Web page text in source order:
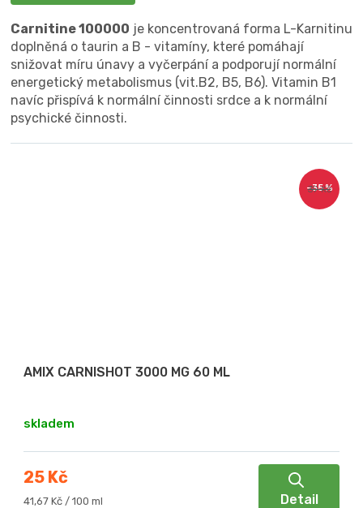
Carnitine 100000 je koncentrovaná forma L-Karnitinu
doplněná o taurin a B - vitamíny, které pomáhají
snižovat míru únavy a vyčerpání a podporují normální
energetický metabolismus (vit.B2, B5, B6). Vitamin B1
navíc přispívá k normální činnosti srdce a k normální
psychické činnosti.
39 Kč
–35 %
AMIX CARNISHOT 3000 MG 60 ML
skladem
25 Kč
Měrná
41,67 Kč / 100 ml Detail